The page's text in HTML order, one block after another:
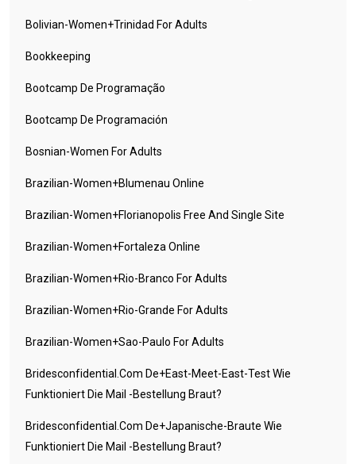
Bolivian-Women+trinidad For Adults
Bookkeeping
Bootcamp De Programação
Bootcamp De Programación
Bosnian-Women For Adults
Brazilian-Women+blumenau Online
Brazilian-Women+florianopolis Free And Single Site
Brazilian-Women+fortaleza Online
Brazilian-Women+rio-Branco For Adults
Brazilian-Women+rio-Grande For Adults
Brazilian-Women+sao-Paulo For Adults
Bridesconfidential.com De+east-Meet-East-Test Wie
Funktioniert Die Mail -Bestellung Braut?
Bridesconfidential.com De+japanische-Braute Wie
Funktioniert Die Mail -Bestellung Braut?